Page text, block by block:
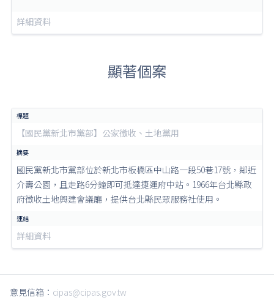
詳細資料
顯著個案
【國民黨新北市黨部】公家徵收、土地黨用
國民黨新北市黨部位於新北市板橋區中山路一段50巷17號，鄰近
介壽公園，且走路6分鐘即可抵達捷運府中站。1966年台北縣政
府徵收土地興建會議廳，提供台北縣民眾服務社使用。
詳細資料
意見信箱： cipas@cipas.gov.tw